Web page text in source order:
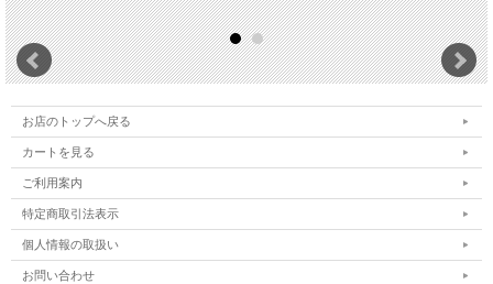
お店のトップへ戻る
カートを見る
ご利用案内
特定商取引法表示
個人情報の取扱い
お問い合わせ